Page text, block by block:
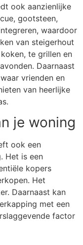
ook aanzienlijke
gootsteen,
waardoor
van steigerhout
te grillen en
Daarnaast
vrienden en
van heerlijke
je woning
ook een
Het is een
kopers
Het
Daarnaast kan
met een
factor